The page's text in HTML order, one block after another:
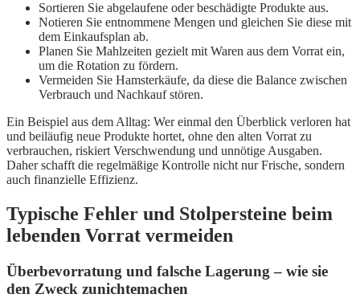
Sortieren Sie abgelaufene oder beschädigte Produkte aus.
Notieren Sie entnommene Mengen und gleichen Sie diese mit
dem Einkaufsplan ab.
Planen Sie Mahlzeiten gezielt mit Waren aus dem Vorrat ein,
um die Rotation zu fördern.
Vermeiden Sie Hamsterkäufe, da diese die Balance zwischen
Verbrauch und Nachkauf stören.
Ein Beispiel aus dem Alltag: Wer einmal den Überblick verloren hat
und beiläufig neue Produkte hortet, ohne den alten Vorrat zu
verbrauchen, riskiert Verschwendung und unnötige Ausgaben.
Daher schafft die regelmäßige Kontrolle nicht nur Frische, sondern
auch finanzielle Effizienz.
Typische Fehler und Stolpersteine beim
lebenden Vorrat vermeiden
Überbevorratung und falsche Lagerung – wie sie
den Zweck zunichtemachen